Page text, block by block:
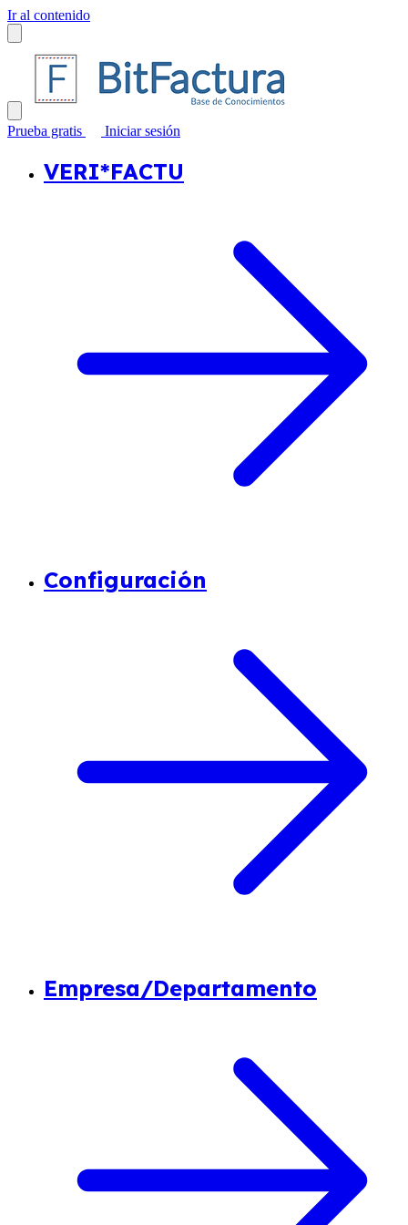
Ir al contenido
Prueba gratis Iniciar sesión
VERI*FACTU
Configuración
Empresa/Departamento